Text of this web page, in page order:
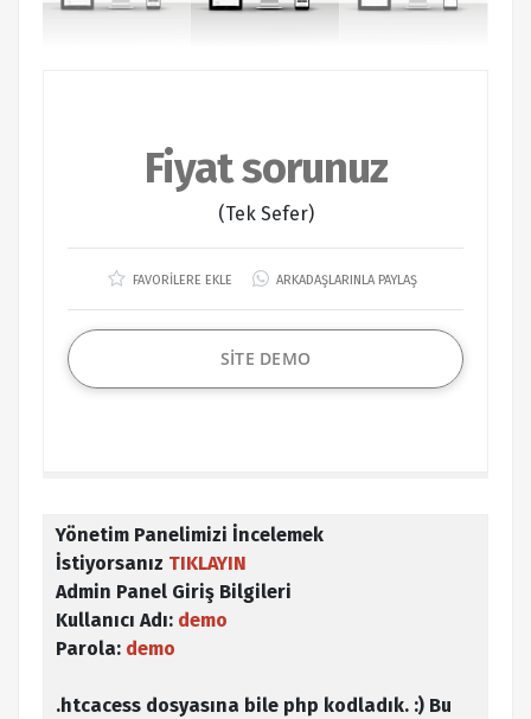
Fiyat sorunuz
(Tek Sefer)
FAVORİLERE EKLE ARKADAŞLARINLA PAYLAŞ
SİTE DEMO
Yönetim Panelimizi İncelemek
İstiyorsanız TIKLAYIN
Admin Panel Giriş Bilgileri
Kullanıcı Adı: demo
Parola: demo
.htcacess dosyasına bile php kodladık. :) Bu